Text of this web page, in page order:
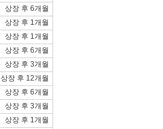
상장 후 6개월
상장 후 1개월
상장 후 1개월
상장 후 6개월
상장 후 3개월
상장 후 12개월
상장 후 6개월
상장 후 3개월
상장 후 1개월